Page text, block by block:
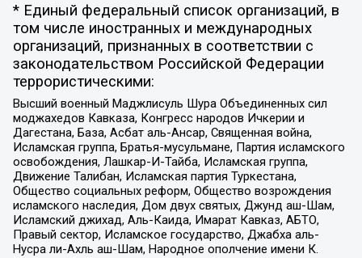
* Единый федеральный список организаций, в
том числе иностранных и международных
организаций, признанных в соответствии с
законодательством Российской Федерации
террористическими:
Высший военный Маджлисуль Шура Объединенных сил
моджахедов Кавказа, Конгресс народов Ичкерии и
Дагестана, База, Асбат аль-Ансар, Священная война,
Исламская группа, Братья-мусульмане, Партия исламского
освобождения, Лашкар-И-Тайба, Исламская группа,
Движение Талибан, Исламская партия Туркестана,
Общество социальных реформ, Общество возрождения
исламского наследия, Дом двух святых, Джунд аш-Шам,
Исламский джихад, Аль-Каида, Имарат Кавказ, АБТО,
Правый сектор, Исламское государство, Джабха аль-
Нусра ли-Ахль аш-Шам, Народное ополчение имени К.